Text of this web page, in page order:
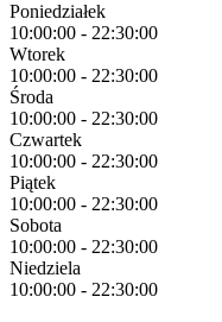
Poniedziałek
10:00:00 - 22:30:00
Wtorek
10:00:00 - 22:30:00
Środa
10:00:00 - 22:30:00
Czwartek
10:00:00 - 22:30:00
Piątek
10:00:00 - 22:30:00
Sobota
10:00:00 - 22:30:00
Niedziela
10:00:00 - 22:30:00